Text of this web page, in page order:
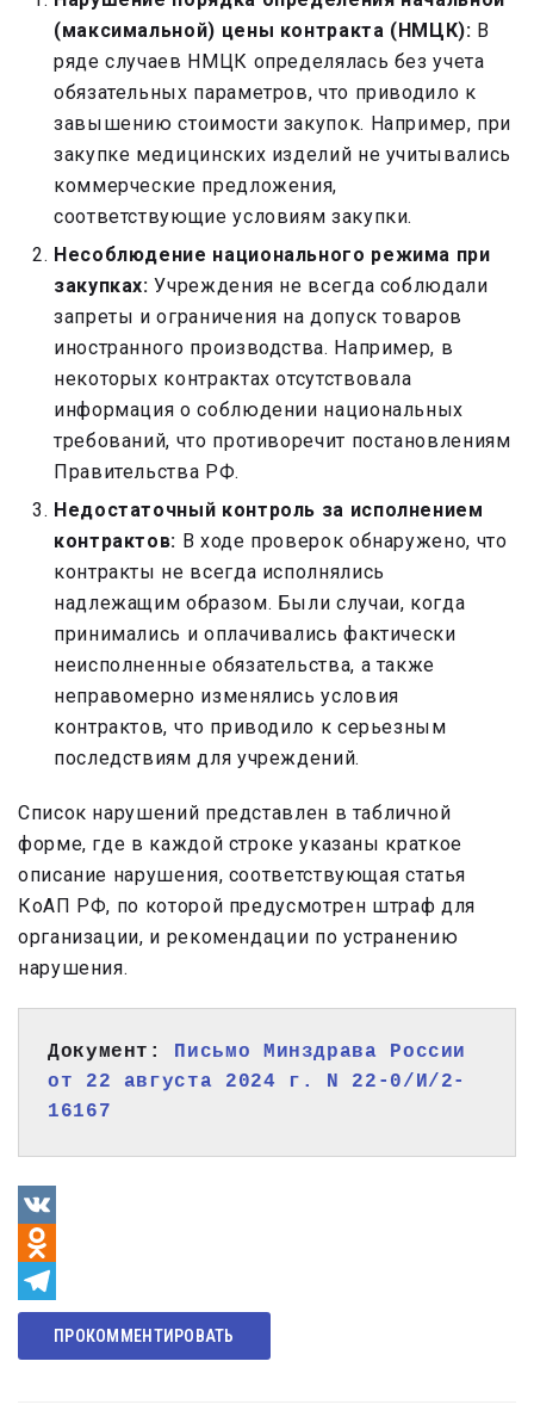
(максимальной) цены контракта (НМЦК): В
ряде случаев НМЦК определялась без учета
обязательных параметров, что приводило к
завышению стоимости закупок. Например, при
закупке медицинских изделий не учитывались
коммерческие предложения,
соответствующие условиям закупки.
Несоблюдение национального режима при
закупках: Учреждения не всегда соблюдали
запреты и ограничения на допуск товаров
иностранного производства. Например, в
некоторых контрактах отсутствовала
информация о соблюдении национальных
требований, что противоречит постановлениям
Правительства РФ.
Недостаточный контроль за исполнением
контрактов: В ходе проверок обнаружено, что
контракты не всегда исполнялись
надлежащим образом. Были случаи, когда
принимались и оплачивались фактически
неисполненные обязательства, а также
неправомерно изменялись условия
контрактов, что приводило к серьезным
последствиям для учреждений.
Список нарушений представлен в табличной
форме, где в каждой строке указаны краткое
описание нарушения, соответствующая статья
КоАП РФ, по которой предусмотрен штраф для
организации, и рекомендации по устранению
нарушения.
Документ: Письмо Минздрава России
от 22 августа 2024 г. N 22-0/И/2-
16167
VK
Odnoklassniki
Telegram
ПРОКОММЕНТИРОВАТЬ